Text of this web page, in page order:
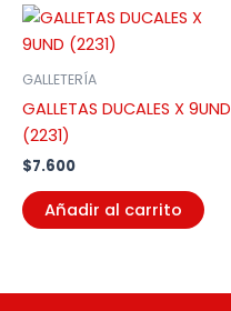
GALLETERÍA
GALLETAS DUCALES X 9UND
(2231)
$7.600
Añadir al carrito